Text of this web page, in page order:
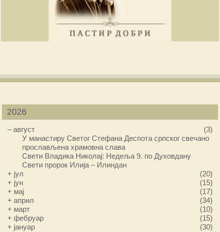
2026
–август
(3)
У манастиру Светог Стефана Деспота српског свечано
прослављена храмовна слава
Свети Владика Николај: Недеља 9. по Духовдану
Свети пророк Илија – Илиндан
+ јул
(20)
+ јун
(15)
+ мај
(17)
+април
(34)
+ март
(10)
+фебруар
(15)
+ јануар (30)